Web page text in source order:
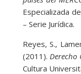
Especializada
– Serie Jurídica.
Reyes, S.,
(2011). Derecho
Cultura